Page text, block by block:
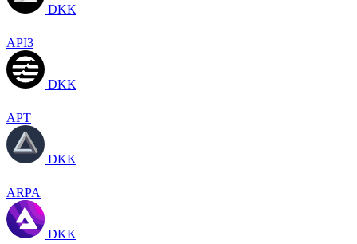
DKK
API3
DKK
APT
DKK
ARPA
DKK